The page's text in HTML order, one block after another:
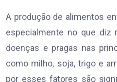
A produção de alimentos
especialmente no que diz
doenças e pragas nas
como milho, soja, trigo e
por esses fatores são